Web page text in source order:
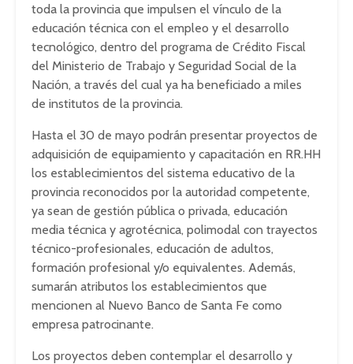
toda la provincia que impulsen el vínculo de la
educación técnica con el empleo y el desarrollo
tecnológico, dentro del programa de Crédito Fiscal
del Ministerio de Trabajo y Seguridad Social de la
Nación, a través del cual ya ha beneficiado a miles
de institutos de la provincia.
Hasta el 30 de mayo podrán presentar proyectos de
adquisición de equipamiento y capacitación en RR.HH
los establecimientos del sistema educativo de la
provincia reconocidos por la autoridad competente,
ya sean de gestión pública o privada, educación
media técnica y agrotécnica, polimodal con trayectos
técnico-profesionales, educación de adultos,
formación profesional y/o equivalentes. Además,
sumarán atributos los establecimientos que
mencionen al Nuevo Banco de Santa Fe como
empresa patrocinante.
Los proyectos deben contemplar el desarrollo y